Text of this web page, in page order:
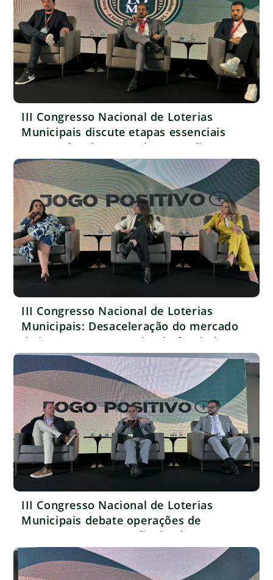
III Congresso Nacional de Loterias
Municipais discute etapas essenciais
para o planejamento da operação
III Congresso Nacional de Loterias
Municipais: Desaceleração do mercado
de jogos ameaça receita do futebol
brasileiro
III Congresso Nacional de Loterias
Municipais debate operações de
pagamentos e proteção do sistema
financeiro